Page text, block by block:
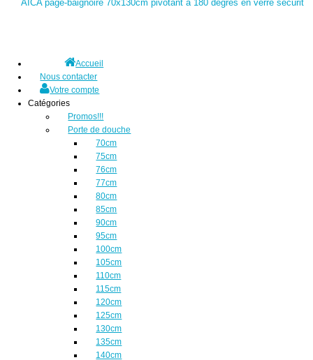
AICA page-baignoire 70x130cm pivotant à 180 degrés en verre securit
Accueil
Nous contacter
Votre compte
Catégories
Promos!!!
Porte de douche
70cm
75cm
76cm
77cm
80cm
85cm
90cm
95cm
100cm
105cm
110cm
115cm
120cm
125cm
130cm
135cm
140cm